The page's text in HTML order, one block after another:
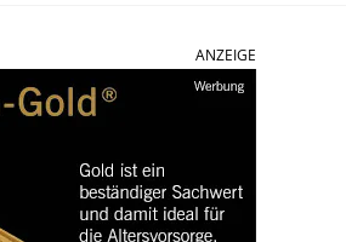
ANZEIGE